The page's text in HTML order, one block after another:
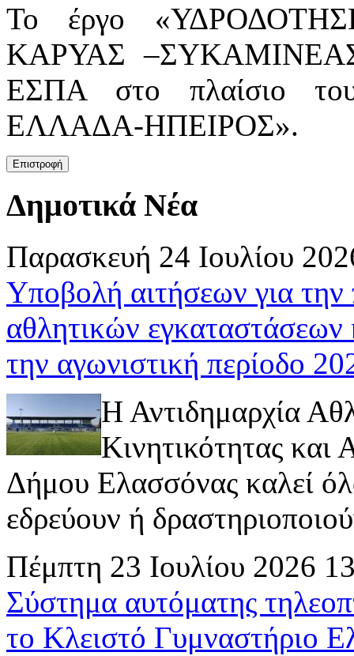
Το έργο
ΚΑΡΥΑΣ –ΣΥΚΑΜΙΝΕΑΣ»,
ΕΣΠΑ στο πλαίσιο
ΕΛΛΑΔΑ-ΗΠΕΙΡΟΣ».
Δημοτικά Νέα
Παρασκευή 24 Ιουλίου
Υποβολή αιτήσεων για
αθλητικών
την αγωνιστική περίοδο
Η Αντιδημαρχία
Κινητικότητας
Δήμου Ελασσόνας καλεί
εδρεύουν ή
Πέμπτη 23 Ιουλίου 2026
Σύστημα αυτόματης
το Κλειστό Γυμναστήριο